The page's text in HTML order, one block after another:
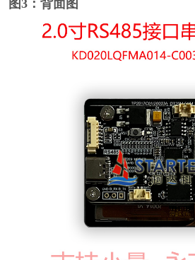
图3：背面图